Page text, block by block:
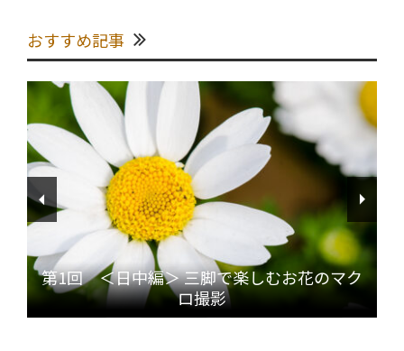
おすすめ記事
第1回 ＜日中編＞ 三脚で楽しむお花のマク
ロ撮影